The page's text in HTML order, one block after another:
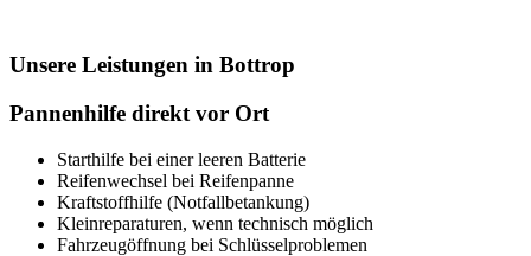
Unsere Leistungen in Bottrop
Pannenhilfe direkt vor Ort
Starthilfe bei einer leeren Batterie
Reifenwechsel bei Reifenpanne
Kraftstoffhilfe (Notfallbetankung)
Kleinreparaturen, wenn technisch möglich
Fahrzeugöffnung bei Schlüsselproblemen